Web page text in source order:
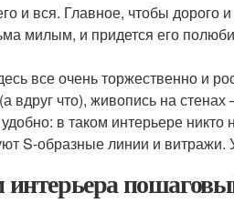
и вся. Главное, чтобы дорого
милым, и придется его
все очень торжественно и
вдруг что), живопись на
в таком интерьере никто
S-образные линии и витражи.
интерьера